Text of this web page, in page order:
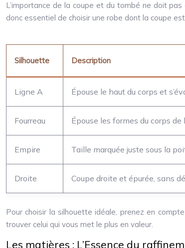
L’importance de la coupe et du tombé ne doit
donc essentiel de choisir une robe dont la coupe
Silhouette Description
Ligne A Épouse le haut du corps et
Fourreau Épouse les formes du corps
Empire Taille marquée juste sous la
Droite Coupe droite et épurée, sans
Pour choisir la silhouette idéale, prenez en
trouver celui qui vous met le plus en valeur.
Les matières : L’Essence du